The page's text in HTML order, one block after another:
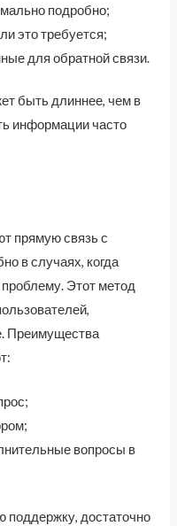
подробно;
это требуется;
для обратной связи.
быть длиннее, чем в
информации часто
прямую связь с
в случаях, когда
Этот метод
Преимущества
вопросы в
поддержку, достаточно